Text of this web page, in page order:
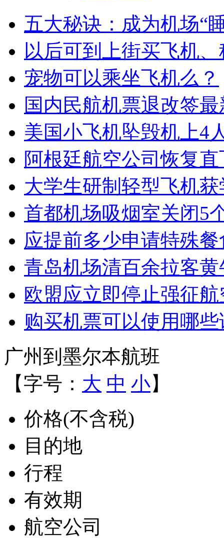
五大秘诀：成为机场“
以后可到上街买飞机
宠物可以乘坐飞机么？
国内民航机票退改签
美国小飞机坠毁机上4
阿根廷航空公司恢复
大学生研制轻型飞机
首都机场吸烟室关闭5
应提前多少申请特殊餐
青岛机场清百余拉客
欧盟应立即停止强征
购买机票可以使用哪些
广州到墨尔本航班
【字号： 大 中 小】
价格(不含税)
目的地
行程
有效期
航空公司